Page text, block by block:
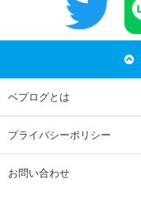
ベプログとは
プライバシーポリシー
お問い合わせ